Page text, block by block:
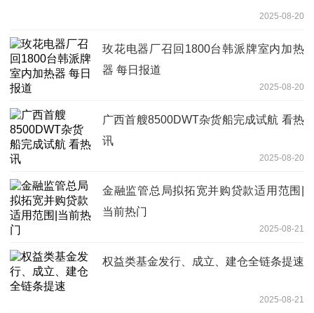
2025-08-20
玫花电器厂召回1800台韩派牌室内加热
器 每日报道
2025-08-20
广西首艘8500DWT杂货船完成试航 看热
讯
2025-08-20
金融监管总局拟拓宽并购贷款适用范围|
当前热门
2025-08-21
权益类基金发行、成立、建仓全链条提速
2025-08-21